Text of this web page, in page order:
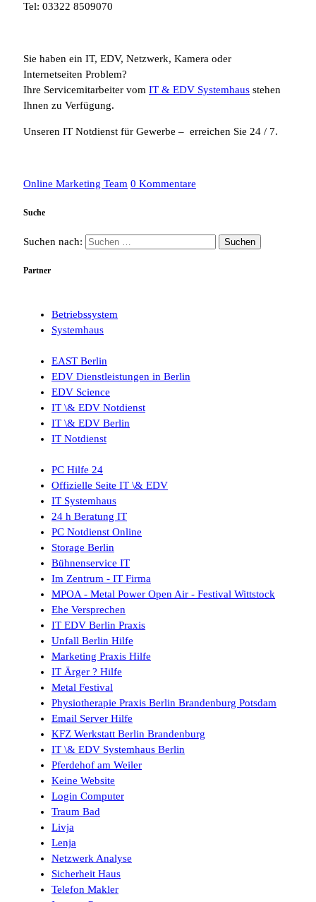
Tel: 03322 8509070
Sie haben ein IT, EDV, Netzwerk, Kamera oder
Internetseiten Problem?
Ihre Servicemitarbeiter vom IT & EDV Systemhaus stehen
Ihnen zu Verfügung.
Unseren IT Notdienst für Gewerbe – erreichen Sie 24 / 7.
Online Marketing Team 0 Kommentare
Suche
Suchen nach:
Partner
Betriebssystem
Systemhaus
EAST Berlin
EDV Dienstleistungen in Berlin
EDV Science
IT \& EDV Notdienst
IT \& EDV Berlin
IT Notdienst
PC Hilfe 24
Offizielle Seite IT \& EDV
IT Systemhaus
24 h Beratung IT
PC Notdienst Online
Storage Berlin
Bühnenservice IT
Im Zentrum - IT Firma
MPOA - Metal Power Open Air - Festival Wittstock
Ehe Versprechen
IT EDV Berlin Praxis
Unfall Berlin Hilfe
Marketing Praxis Hilfe
IT Ärger ? Hilfe
Metal Festival
Physiotherapie Praxis Berlin Brandenburg Potsdam
Email Server Hilfe
KFZ Werkstatt Berlin Brandenburg
IT \& EDV Systemhaus Berlin
Pferdehof am Weiler
Keine Website
Login Computer
Traum Bad
Livja
Lenja
Netzwerk Analyse
Sicherheit Haus
Telefon Makler